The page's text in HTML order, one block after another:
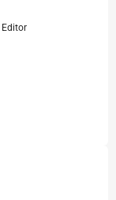
Editor